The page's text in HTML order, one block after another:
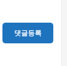
댓글등록